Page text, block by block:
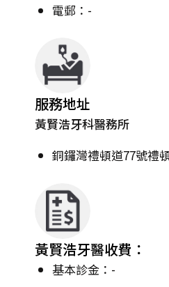
電郵：-
服務地址
黃賢浩牙科醫務所
銅鑼灣禮頓道77號禮
黃賢浩牙醫收費：
基本診金：-